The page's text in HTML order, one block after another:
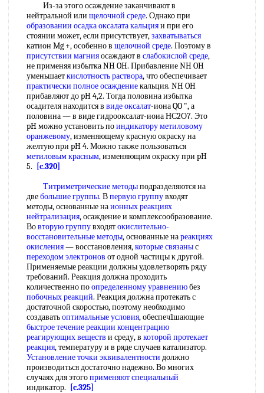
Из-за этого осаждение заканчивают в
нейтральной или щелочной среде. Однако при
образовании осадкаоксалата кальцияи при его
стоянии может, если присутствует,захватываться
катион Mg +, особенно в щелочной среде. Поэтому в
присутствии магнияосаждают в слабокислой среде,
не применяя избытка NH OH. Прибавление NH OH
уменьшаеткислотность раствора, что обеспечивает
практически полное осаждениекальция. NH OH
прибавляют до pH 4,2. Тогда половина избытка
осадителя находится в виде оксалат-иона QO ", а
половина — в виде гидрооксалат-иоиа НС2О7. Это
pH можно установить поиндикатору метиловому
оранжевому, изменяющему красную окраску на
желтую при pH 4. Можно также пользоваться
метиловым красным, изменяющим окраску при pH
5.
[c.320]
Титриметрические методыподразделяются на
двебольшие группы. Впервую группувходят
методы, основанные наионных реакциях
нейтрализация, осаждение и комплексообразование.
Вовторую группувходятокислительно-
восстановительные методы, основанные нареакциях
окисления— восстановления,которые связаныс
переходом электронов от одной частицы к другой.
Применяемые реакции должны удовлетворять ряду
требований. Реакция должна проходить
количественно поопределенному уравнениюбез
побочных реакций. Реакция должна протекать с
достаточной скоростью, поэтому необходимо
создаватьоптимальные условия, обеспеч1шающие
быстрое течениереакции концентрацию
реагирующих веществ и среду, в которой протекает
реакция, температуру и в ряде случаев катализатор.
Установление точки эквивалентности должно
производиться достаточно надежно. Во многих
случаях для этогоприменяют специальный
индикатор.
[c.325]